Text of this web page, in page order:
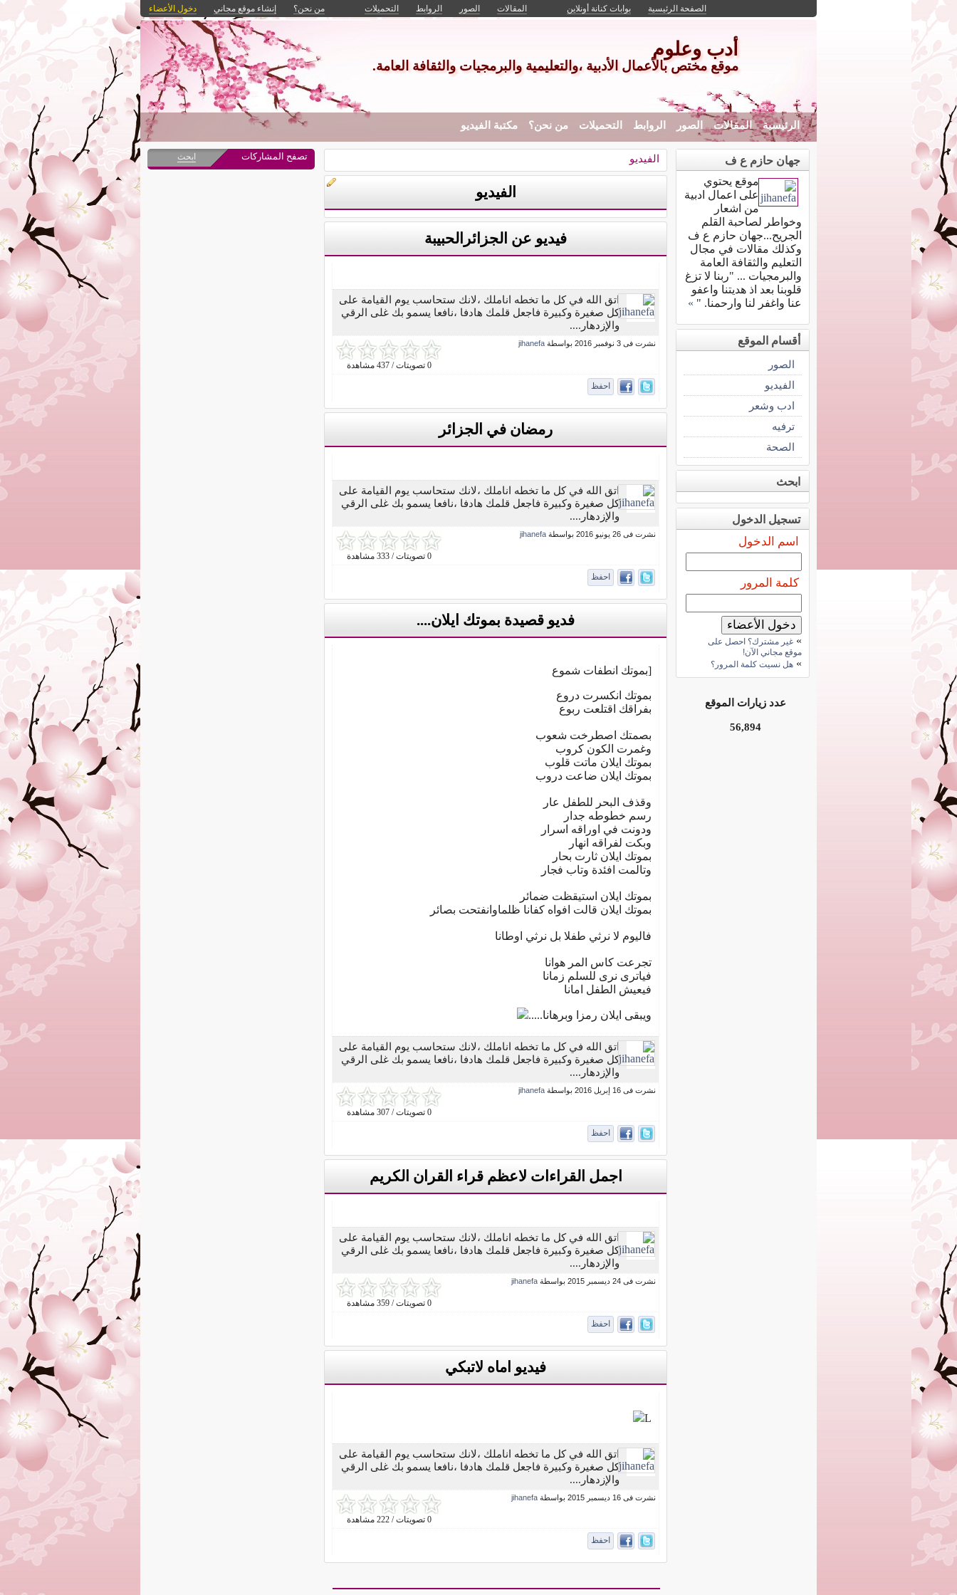
الصفحة الرئيسية بوابات كنانة أونلاين المقالات الصور الروابط التحميلات من نحن؟ إنشاء موقع مجاني دخول الأعضاء
أدب وعلوم
موقع مختص بالأعمال الأدبية ،والتعليمية والبرمجيات والثقافة العامة.
الرئيسية المقالات الصور الروابط التحميلات من نحن؟ مكتبة الفيديو
الفيديو
الفيديو
فيديو عن الجزائرالحبيبة
اتق الله في كل ما تخطه اناملك ،لانك ستحاسب يوم القيامة على
كل صغيرة وكبيرة فاجعل قلمك هادفا ،نافعا يسمو بك غلى الرقي
والإزدهار....
0 تصويتات / 437 مشاهدة
نشرت فى 3 نوفمبر 2016 بواسطة jihanefa
احفظ
رمضان في الجزائر
اتق الله في كل ما تخطه اناملك ،لانك ستحاسب يوم القيامة على
كل صغيرة وكبيرة فاجعل قلمك هادفا ،نافعا يسمو بك غلى الرقي
والإزدهار....
0 تصويتات / 333 مشاهدة
نشرت فى 26 يونيو 2016 بواسطة jihanefa
احفظ
فديو قصيدة بموتك ايلان....
[بموتك انطفات شموع
بموتك انكسرت دروع
بفراقك اقتلعت ربوع
بصمتك اصطرخت شعوب
وغمرت الكون كروب
بموتك ايلان ماتت قلوب
بموتك ايلان ضاعت دروب
وقذف البحر للطفل عار
رسم خطوطه جدار
ودونت في اوراقه اسرار
وبكت لفراقه انهار
بموتك ايلان ثارت بحار
وتالمت افئدة وتاب فجار
بموتك ايلان استيقظت ضمائر
بموتك ايلان قالت افواه كفانا ظلماوانفتحت بصائر
فاليوم لا نرثي طفلا بل نرثي اوطانا
تجرعت كاس المر هوانا
فياترى نرى للسلم زمانا
فيعيش الطفل امانا
ويبقى ايلان رمزا وبرهانا.....
اتق الله في كل ما تخطه اناملك ،لانك ستحاسب يوم القيامة على
كل صغيرة وكبيرة فاجعل قلمك هادفا ،نافعا يسمو بك غلى الرقي
والإزدهار....
0 تصويتات / 307 مشاهدة
نشرت فى 16 إبريل 2016 بواسطة jihanefa
احفظ
اجمل القراءات لاعظم قراء القران الكريم
اتق الله في كل ما تخطه اناملك ،لانك ستحاسب يوم القيامة على
كل صغيرة وكبيرة فاجعل قلمك هادفا ،نافعا يسمو بك غلى الرقي
والإزدهار....
0 تصويتات / 359 مشاهدة
نشرت فى 24 ديسمبر 2015 بواسطة jihanefa
احفظ
فيديو اماه لاتبكي
L
اتق الله في كل ما تخطه اناملك ،لانك ستحاسب يوم القيامة على
كل صغيرة وكبيرة فاجعل قلمك هادفا ،نافعا يسمو بك غلى الرقي
والإزدهار....
0 تصويتات / 222 مشاهدة
نشرت فى 16 ديسمبر 2015 بواسطة jihanefa
احفظ
جهان حازم ع ف
موقع يحتوي
على اعمال ادبية
من اشعار
وخواطر لصاحبة القلم
الجريح...جهان حازم ع ف
وكذلك مقالات في مجال
التعليم والثقافة العامة
والبرمجيات ... "ربنا لا تزغ
قلوبنا بعد اذ هديتنا واعفو
عنا واغفر لنا وارحمنا. " »
أقسام الموقع
الصور
الفيديو
ادب وشعر
ترفيه
الصحة
ابحث
تسجيل الدخول
اسم الدخول
كلمة المرور
» غير مشترك؟ احصل على
موقع مجاني الآن!
» هل نسيت كلمة المرور؟
عدد زيارات الموقع
56,894
تصفح المشاركات ابحث